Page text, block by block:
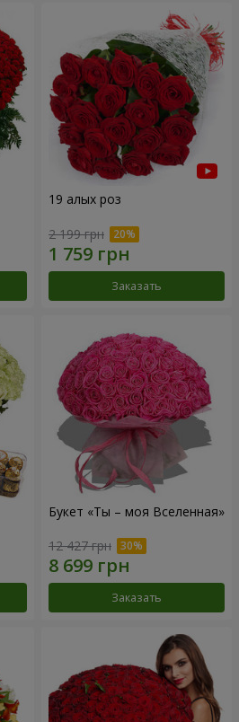
19 алых роз
2 199 грн
Заказать
Букет «Ты – моя Вселенная»
12 427 грн
Заказать